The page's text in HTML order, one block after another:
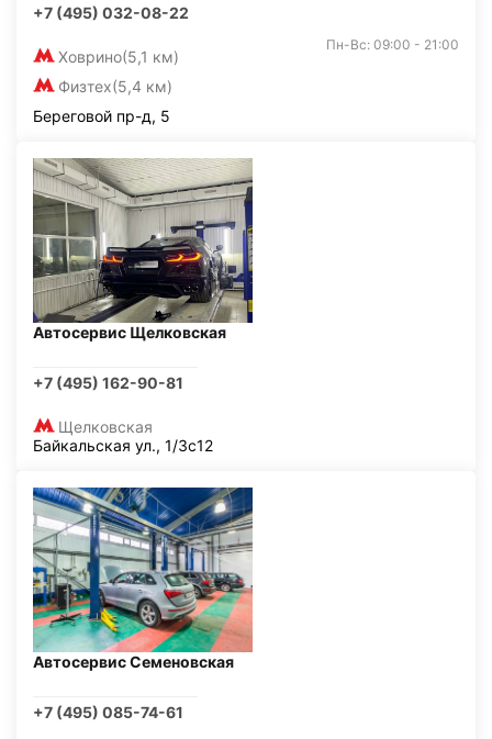
+7 (495) 032-08-22
Ховрино(5,1 км)
Физтех(5,4 км)
Пн-Вс: 09:00 - 21:00
Береговой пр-д, 5
Автосервис Щелковская
+7 (495) 162-90-81
Щелковская
Байкальская ул., 1/3с12
Автосервис Семеновская
+7 (495) 085-74-61